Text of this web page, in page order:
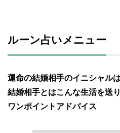
ルーン占いメニュー
運命の結婚相手のイニシャル
結婚相手とはこんな生活を送
ワンポイントアドバイス